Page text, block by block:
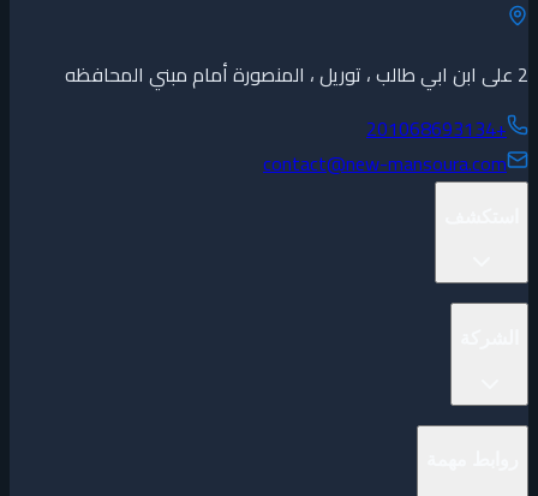
2 على ابن ابي طالب ، توريل ، المنصورة أمام مبني المحافظه
+201068693134
contact@new-mansoura.com
المناطق